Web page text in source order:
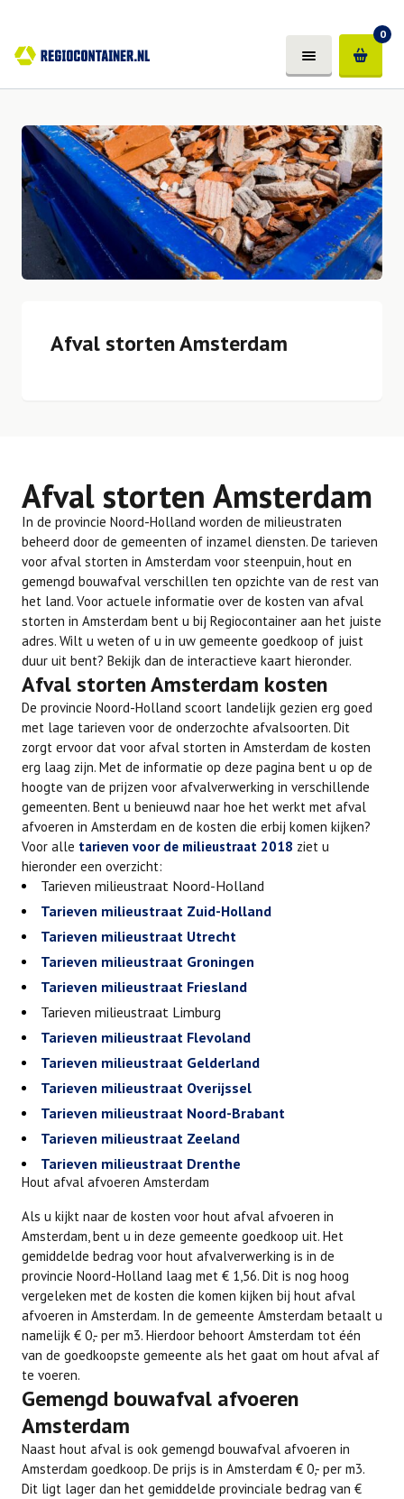
0
Afval storten Amsterdam
Afval storten Amsterdam
In de provincie Noord-Holland worden de milieustraten
beheerd door de gemeenten of inzamel diensten. De tarieven
voor afval storten in Amsterdam voor steenpuin, hout en
gemengd bouwafval verschillen ten opzichte van de rest van
het land. Voor actuele informatie over de kosten van afval
storten in Amsterdam bent u bij Regiocontainer aan het juiste
adres. Wilt u weten of u in uw gemeente goedkoop of juist
duur uit bent? Bekijk dan de interactieve kaart hieronder.
Afval storten Amsterdam kosten
De provincie Noord-Holland scoort landelijk gezien erg goed
met lage tarieven voor de onderzochte afvalsoorten. Dit
zorgt ervoor dat voor afval storten in Amsterdam de kosten
erg laag zijn. Met de informatie op deze pagina bent u op de
hoogte van de prijzen voor afvalverwerking in verschillende
gemeenten. Bent u benieuwd naar hoe het werkt met afval
afvoeren in Amsterdam en de kosten die erbij komen kijken?
Voor alle tarieven voor de milieustraat 2018 ziet u
hieronder een overzicht:
Tarieven milieustraat Noord-Holland
Tarieven milieustraat Zuid-Holland
Tarieven milieustraat Utrecht
Tarieven milieustraat Groningen
Tarieven milieustraat Friesland
Tarieven milieustraat Limburg
Tarieven milieustraat Flevoland
Tarieven milieustraat Gelderland
Tarieven milieustraat Overijssel
Tarieven milieustraat Noord-Brabant
Tarieven milieustraat Zeeland
Tarieven milieustraat Drenthe
Hout afval afvoeren Amsterdam
Als u kijkt naar de kosten voor hout afval afvoeren in
Amsterdam, bent u in deze gemeente goedkoop uit. Het
gemiddelde bedrag voor hout afvalverwerking is in de
provincie Noord-Holland laag met € 1,56. Dit is nog hoog
vergeleken met de kosten die komen kijken bij hout afval
afvoeren in Amsterdam. In de gemeente Amsterdam betaalt u
namelijk € 0,- per m3. Hierdoor behoort Amsterdam tot één
van de goedkoopste gemeente als het gaat om hout afval af
te voeren.
Gemengd bouwafval afvoeren
Amsterdam
Naast hout afval is ook gemengd bouwafval afvoeren in
Amsterdam goedkoop. De prijs is in Amsterdam € 0,- per m3.
Dit ligt lager dan het gemiddelde provinciale bedrag van €